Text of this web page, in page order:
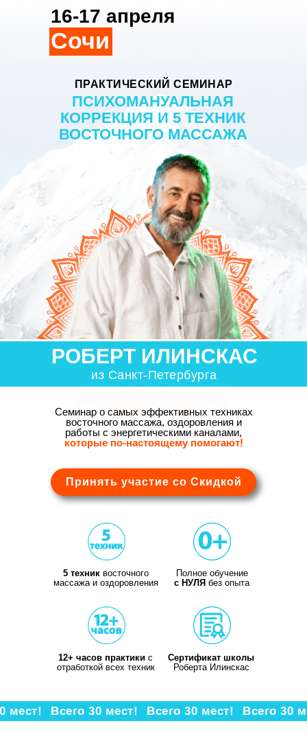
12+ часов практики с
отработкой всех техник
ПРАКТИЧЕСКИЙ СЕМИНАР
Полное обучение
с НУЛЯ без опыта
Принять участие со Скидкой
ПСИХОМАНУАЛЬНАЯ
КОРРЕКЦИЯ И 5 ТЕХНИК
ВОСТОЧНОГО МАССАЖА
Сочи
РОБЕРТ ИЛИНСКАС
из Санкт-Петербурга
Семинар о самых эффективных техниках
восточного массажа, оздоровления и
работы с энергетическими каналами,
которые по-настоящему помогают!
Всего 30 мест!
16-17 апреля
Сертификат школы
Роберта Илинскас
мест! Всего 30
Всего 30 мест!
5 техник восточного
массажа и оздоровления